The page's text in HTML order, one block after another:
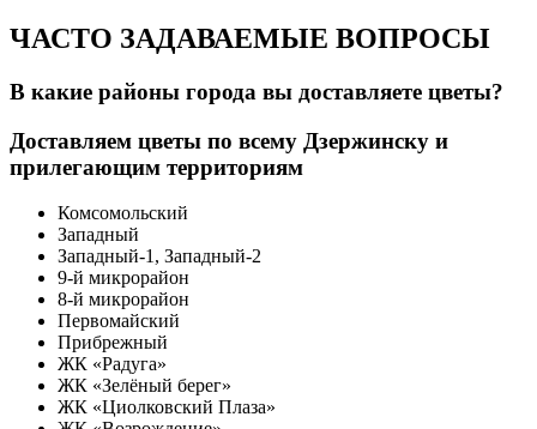
ЧАСТО ЗАДАВАЕМЫЕ ВОПРОСЫ
В какие районы города вы доставляете цветы?
Доставляем цветы по всему Дзержинску и
прилегающим территориям
Комсомольский
Западный
Западный-1, Западный-2
9-й микрорайон
8-й микрорайон
Первомайский
Прибрежный
ЖК «Радуга»
ЖК «Зелёный берег»
ЖК «Циолковский Плаза»